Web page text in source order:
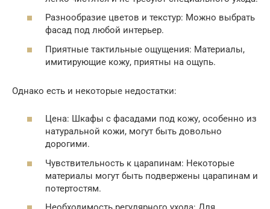
Разнообразие цветов и текстур: Можно выбрать
фасад под любой интерьер.
Приятные тактильные ощущения: Материалы,
имитирующие кожу, приятны на ощупь.
Однако есть и некоторые недостатки:
Цена: Шкафы с фасадами под кожу, особенно из
натуральной кожи, могут быть довольно
дорогими.
Чувствительность к царапинам: Некоторые
материалы могут быть подвержены царапинам и
потертостям.